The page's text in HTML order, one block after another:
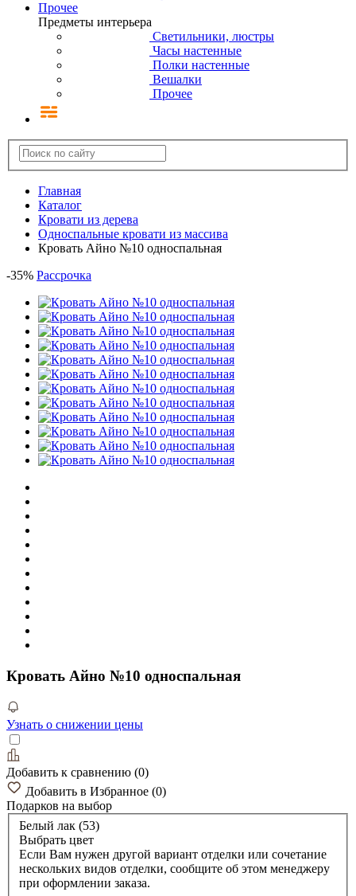
Прочее
Предметы интерьера
Светильники, люстры
Часы настенные
Полки настенные
Вешалки
Прочее
Главная
Каталог
Кровати из дерева
Односпальные кровати из массива
Кровать Айно №10 односпальная
-35% Рассрочка
Кровать Айно №10 односпальная
Узнать о снижении цены
Добавить к сравнению (0)
Добавить в Избранное (0)
Подарков на выбор
Белый лак (53)
Выбрать цвет
Если Вам нужен другой вариант отделки или сочетание
нескольких видов отделки, сообщите об этом менеджеру
при оформлении заказа.